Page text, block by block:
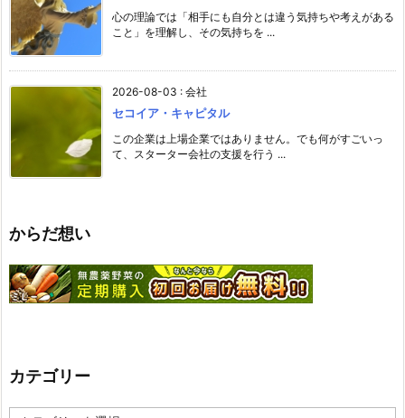
心の理論では「相手にも自分とは違う気持ちや考えがある
こと」を理解し、その気持ちを ...
2026-08-03 : 会社
セコイア・キャピタル
この企業は上場企業ではありません。でも何がすごいっ
て、スターター会社の支援を行う ...
からだ想い
カテゴリー